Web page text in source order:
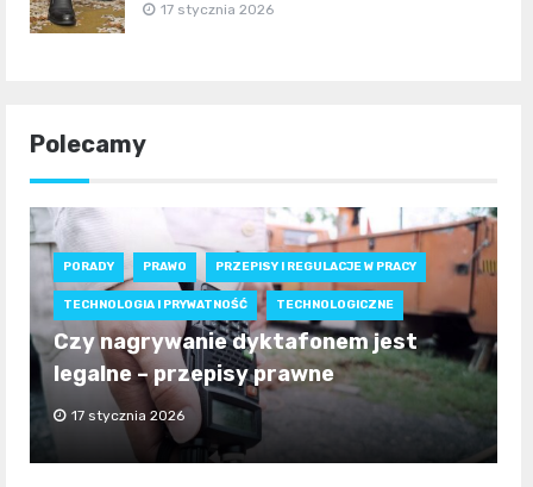
17 stycznia 2026
Polecamy
PORADY PRAWO PRZEPISY I REGULACJE W PRACY
TECHNOLOGIA I PRYWATNOŚĆ TECHNOLOGICZNE
Czy nagrywanie dyktafonem jest
legalne – przepisy prawne
17 stycznia 2026